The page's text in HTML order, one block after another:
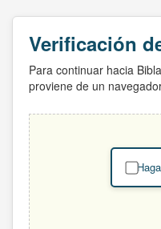
Verificación
Para continuar hacia
proviene de un